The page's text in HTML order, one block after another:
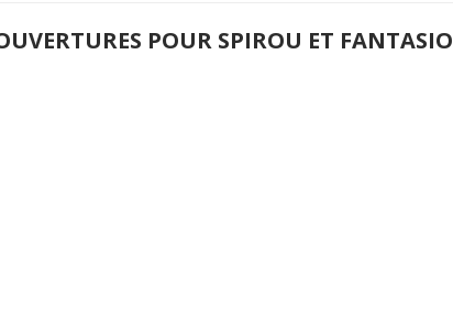
POUR SPIROU ET FANTASIO